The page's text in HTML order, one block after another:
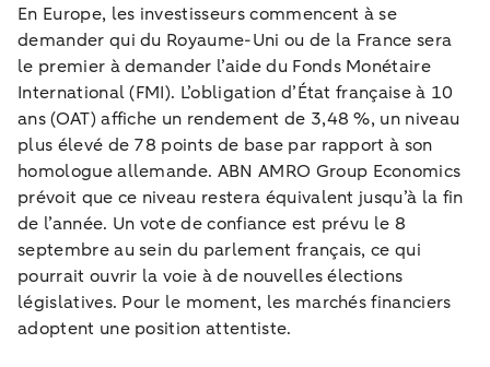
En Europe, les investisseurs commencent à se
demander qui du Royaume-Uni ou de la France sera
le premier à demander l’aide du Fonds Monétaire
International (FMI). L’obligation d’État française à 10
ans (OAT) affiche un rendement de 3,48 %, un niveau
plus élevé de 78 points de base par rapport à son
homologue allemande. ABN AMRO Group Economics
prévoit que ce niveau restera équivalent jusqu’à la fin
de l’année. Un vote de confiance est prévu le 8
septembre au sein du parlement français, ce qui
pourrait ouvrir la voie à de nouvelles élections
législatives. Pour le moment, les marchés financiers
adoptent une position attentiste.